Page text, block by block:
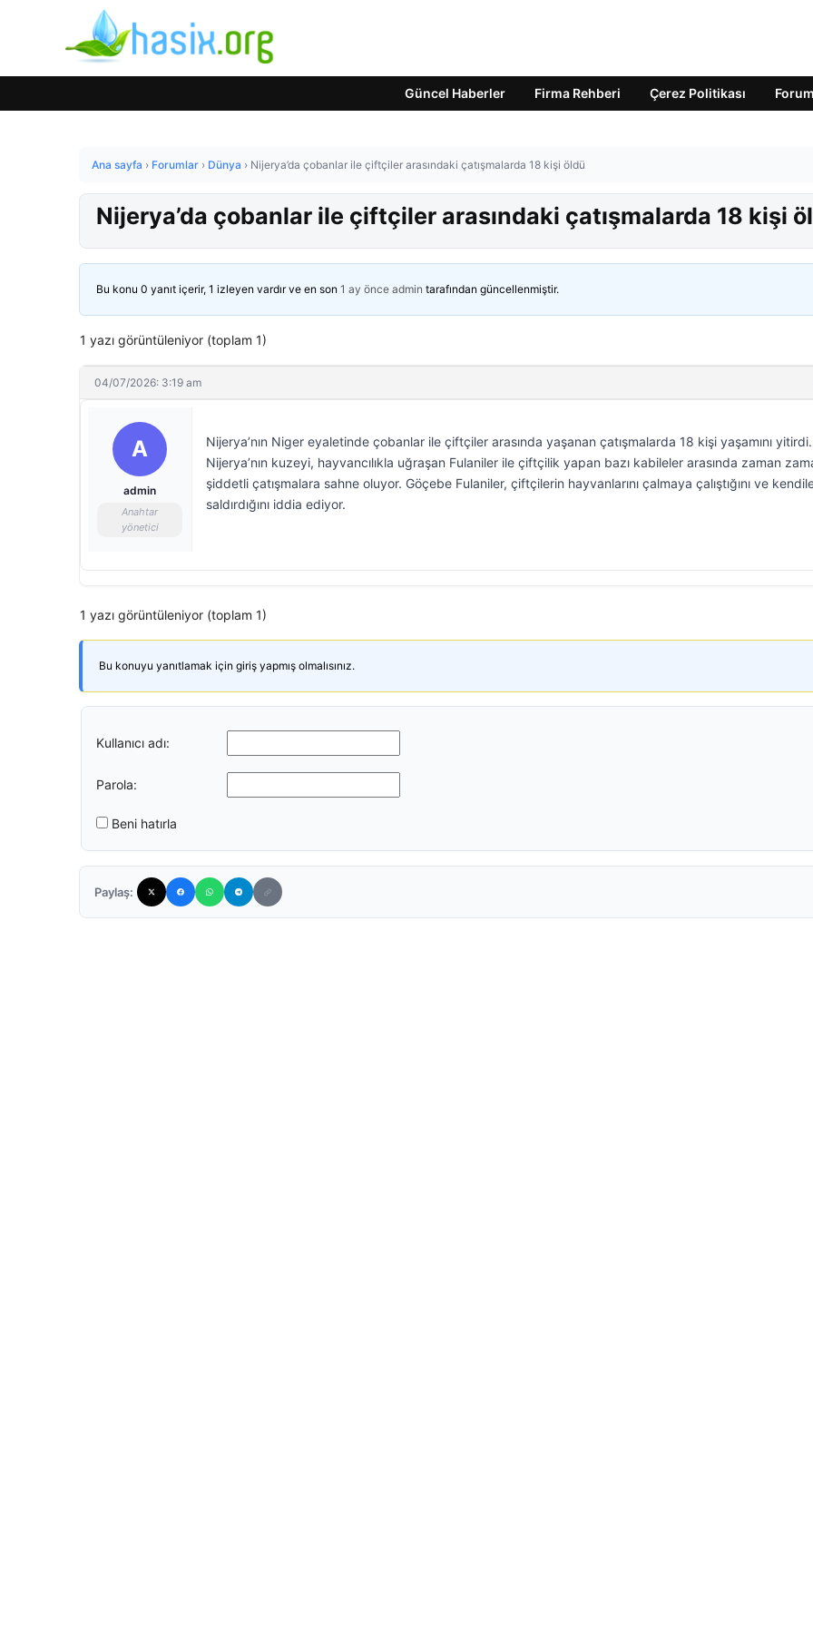
Güncel Haberler Firma Rehberi Çerez Politikası Forum
Ana sayfa › Forumlar › Dünya › Nijerya’da çobanlar ile çiftçiler arasındaki çatışmalarda 18 kişi öldü
Nijerya’da çobanlar ile çiftçiler arasındaki çatışmalarda 18 kişi
Bu konu 0 yanıt içerir, 1 izleyen vardır ve en son 1 ay önce admin tarafından güncellenmiştir.
1 yazı görüntüleniyor (toplam 1)
04/07/2026: 3:19 am
A
admin
Anahtar
yönetici
Nijerya’nın Niger eyaletinde çobanlar ile çiftçiler arasında yaşanan çatışmalarda 18 kişi yaşamını yitirdi.
Nijerya’nın kuzeyi, hayvancılıkla uğraşan Fulaniler ile çiftçilik yapan bazı kabileler arasında zaman
şiddetli çatışmalara sahne oluyor. Göçebe Fulaniler, çiftçilerin hayvanlarını çalmaya çalıştığını ve
saldırdığını iddia ediyor.
1 yazı görüntüleniyor (toplam 1)
Bu konuyu yanıtlamak için giriş yapmış olmalısınız.
Kullanıcı adı:
Parola:
Beni hatırla
Paylaş: